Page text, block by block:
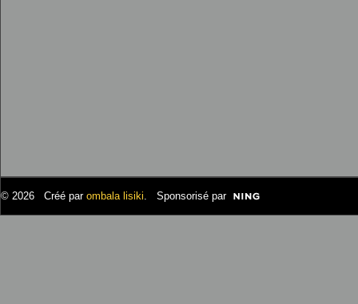
© 2026 Créé par ombala lisiki. Sponsorisé par